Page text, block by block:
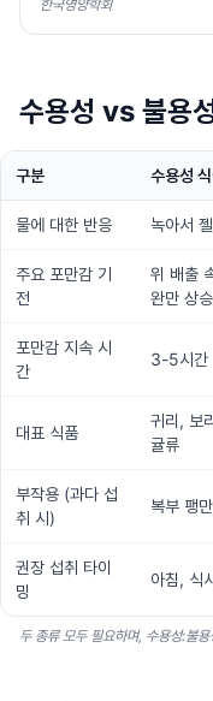
한국영양학회
수용성 vs 불용
구분 수용성
물에 대한 반응 녹아서
주요 포만감 기
전
위 배출
완만 상승
포만감 지속 시
간
3-5시간
대표 식품
귀리, 보
귤류
부작용 (과다 섭
취 시)
복부 팽
권장 섭취 타이
밍
아침, 식
두 종류 모두 필요하며, 수용성:불